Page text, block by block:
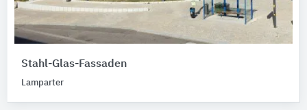
Stahl-Glas-Fassaden
Lamparter